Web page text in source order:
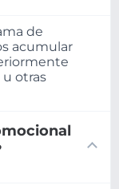
de
acumular
otras